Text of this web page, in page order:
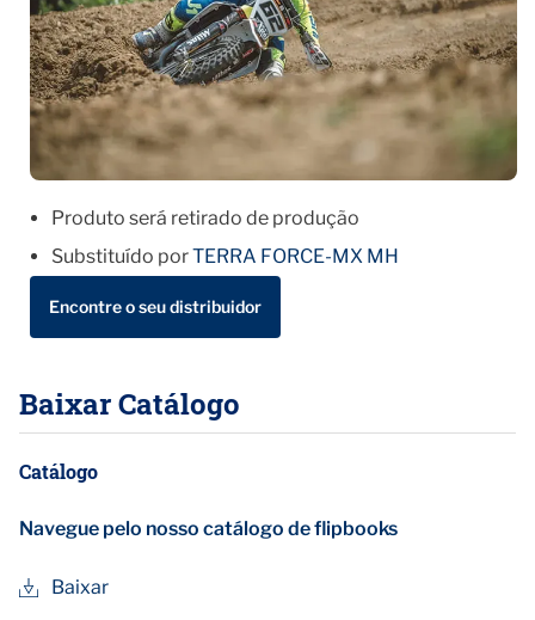
Produto será retirado de produção
Substituído porTERRA FORCE-MX MH
Encontre o seu distribuidor
Baixar Catálogo
Catálogo
Navegue pelo nosso catálogo de flipbooks
Baixar